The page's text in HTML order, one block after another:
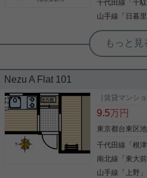
にお問い合わ
千代田線 「千
山手線 「 日暮里
根津駅前センター（実用根津ホーム
ッフ小西
ペット共生
周辺環境も良
が登場 収納も
飼育も可能で
す。
Nezu A Flat 101
［賃貸マンショ
9.5万円
東京都台東区
千代田線 「根津
南北線 「 東大前
山手線 「 上野